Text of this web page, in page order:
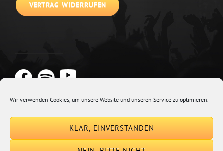
Wir verwenden Cookies, um unsere Website und unseren Service zu optimieren.
KLAR, EINVERSTANDEN
VERTRAG WIDERRUFEN
Euphony By Catch Themes